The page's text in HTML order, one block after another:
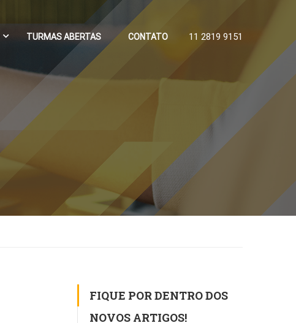
TURMAS ABERTAS CONTATO 11 2819 9151
FIQUE POR DENTRO DOS
NOVOS ARTIGOS!